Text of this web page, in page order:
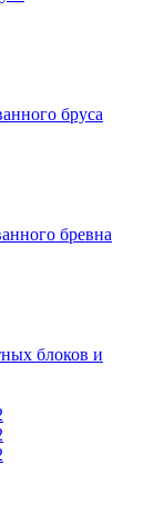
бруса
бревна
блоков и